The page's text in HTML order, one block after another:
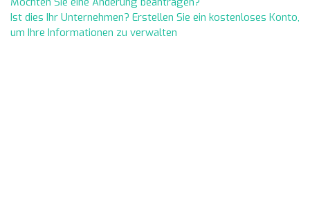
Ist dies Ihr Unternehmen? Erstellen Sie ein kostenloses Konto,
um Ihre Informationen zu verwalten